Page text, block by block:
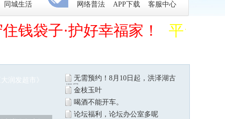
同城生活
网络普法
APP下载 客服中心
钱袋子·护好幸福家！ 平台管
无需预约！8月10日起，洪泽湖古
堰景金枝玉叶
喝酒不能开车。
论坛福利，论坛办公室多呢